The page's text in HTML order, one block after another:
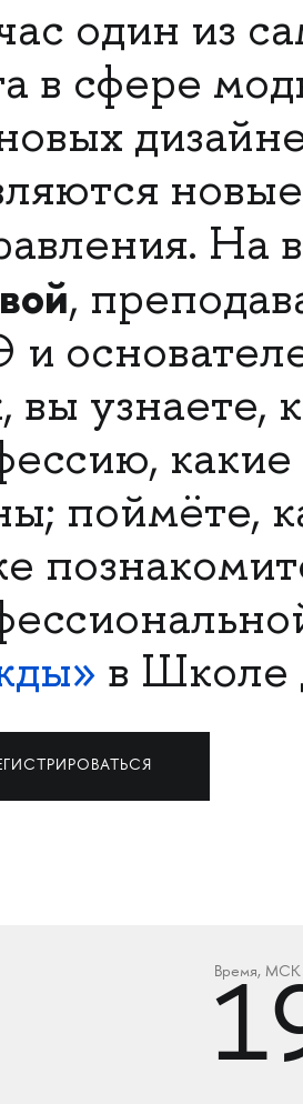
один из
в сфере
На
,
вы узнаете,
поймёте,
в
Время, МСК